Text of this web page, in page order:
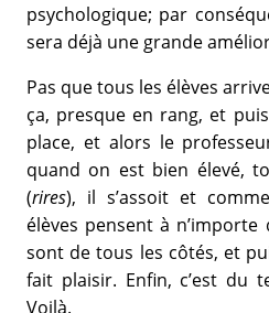
psychologique; par
sera déjà une grande
Pas que tous les élèves
ça, presque en rang, et
place, et alors le
quand on est bien élevé,
(rires), il s’assoit et
élèves pensent à
sont de tous les côtés, et
fait plaisir. Enfin, c’est du
Voilà.